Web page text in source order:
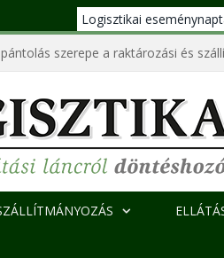
Logisztikai
szerepe a raktározási és